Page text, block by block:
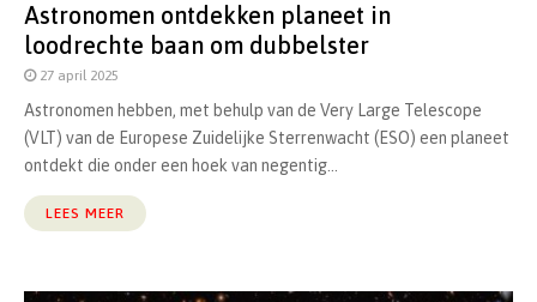
Astronomen ontdekken planeet in
loodrechte baan om dubbelster
27 april 2025
Astronomen hebben, met behulp van de Very Large Telescope
(VLT) van de Europese Zuidelijke Sterrenwacht (ESO) een planeet
ontdekt die onder een hoek van negentig...
LEES MEER